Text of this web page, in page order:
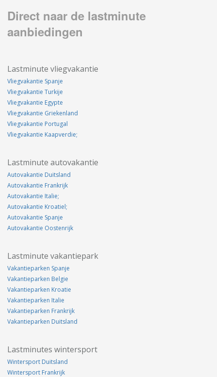
Direct naar de lastminute
aanbiedingen
Lastminute vliegvakantie
Vliegvakantie Spanje
Vliegvakantie Turkije
Vliegvakantie Egypte
Vliegvakantie Griekenland
Vliegvakantie Portugal
Vliegvakantie Kaapverdie;
Lastminute autovakantie
Autovakantie Duitsland
Autovakantie Frankrijk
Autovakantie Italie;
Autovakantie Kroatiel;
Autovakantie Spanje
Autovakantie Oostenrijk
Lastminute vakantiepark
Vakantieparken Spanje
Vakantieparken Belgie
Vakantieparken Kroatie
Vakantieparken Italie
Vakantieparken Frankrijk
Vakantieparken Duitsland
Lastminutes wintersport
Wintersport Duitsland
Wintersport Frankrijk